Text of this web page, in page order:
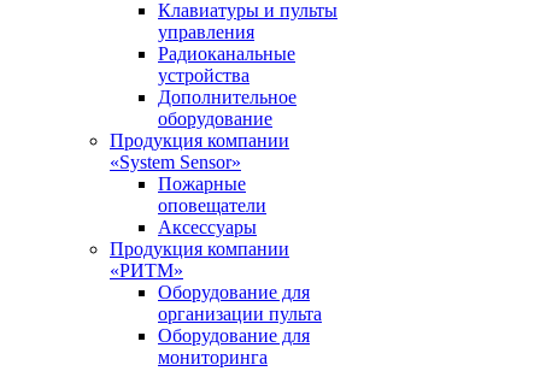
Клавиатуры и пульты
управления
Радиоканальные
устройства
Дополнительное
оборудование
Продукция компании
«System Sensor»
Пожарные
оповещатели
Аксессуары
Продукция компании
«РИТМ»
Оборудование для
организации пульта
Оборудование для
мониторинга